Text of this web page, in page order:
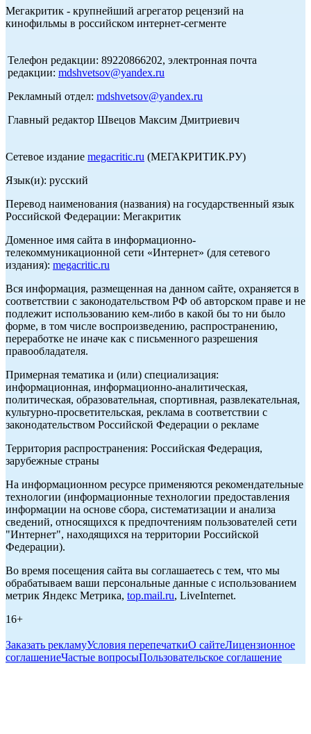
Мегакритик - крупнейший агрегатор рецензий на
кинофильмы в российском интернет-сегменте
Телефон редакции: 89220866202, электронная почта
редакции: mdshvetsov@yandex.ru
Рекламный отдел: mdshvetsov@yandex.ru
Главный редактор Швецов Максим Дмитриевич
Сетевое издание megacritic.ru (МЕГАКРИТИК.РУ)
Язык(и): русский
Перевод наименования (названия) на государственный язык
Российской Федерации: Мегакритик
Доменное имя сайта в информационно-
телекоммуникационной сети «Интернет» (для сетевого
издания): megacritic.ru
Вся информация, размещенная на данном сайте, охраняется в
соответствии с законодательством РФ об авторском праве и не
подлежит использованию кем-либо в какой бы то ни было
форме, в том числе воспроизведению, распространению,
переработке не иначе как с письменного разрешения
правообладателя.
Примерная тематика и (или) специализация:
информационная, информационно-аналитическая,
политическая, образовательная, спортивная, развлекательная,
культурно-просветительская, реклама в соответствии с
законодательством Российской Федерации о рекламе
Территория распространения: Российская Федерация,
зарубежные страны
На информационном ресурсе применяются рекомендательные
технологии (информационные технологии предоставления
информации на основе сбора, систематизации и анализа
сведений, относящихся к предпочтениям пользователей сети
"Интернет", находящихся на территории Российской
Федерации).
Во время посещения сайта вы соглашаетесь с тем, что мы
обрабатываем ваши персональные данные с использованием
метрик Яндекс Метрика, top.mail.ru, LiveInternet.
16+
Заказать рекламуУсловия перепечаткиО сайтеЛицензионное
соглашениеЧастые вопросыПользовательское соглашение